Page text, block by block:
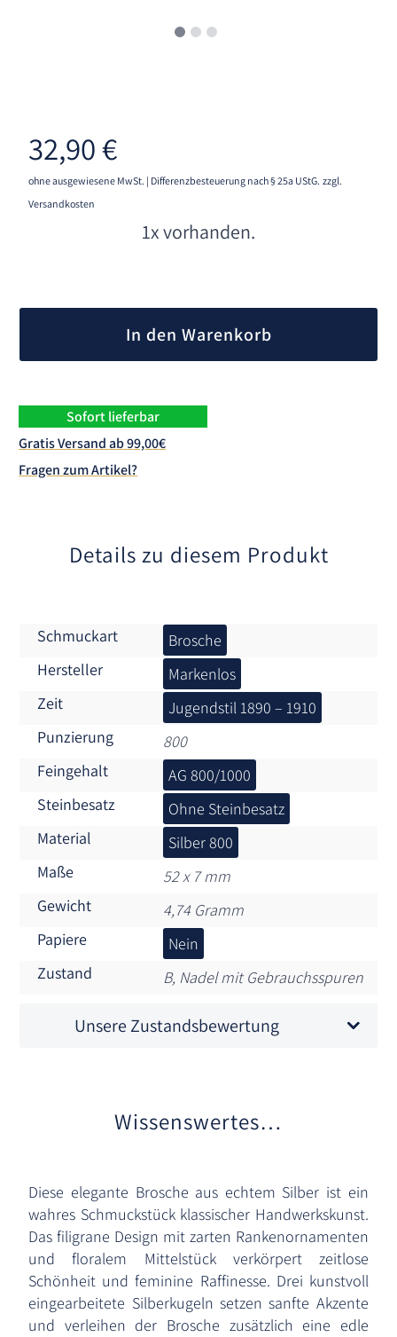
32,90€
ohne ausgewiesene MwSt. | Differenzbesteuerung nach § 25a UStG. zzgl.
Versandkosten
1x vorhanden.
In den Warenkorb
Sofort lieferbar
Gratis Versand ab 99,00€
Fragen zum Artikel?
Details zu diesem Produkt
Schmuckart
Brosche
Hersteller
Markenlos
Zeit
Jugendstil 1890 – 1910
Punzierung
800
Feingehalt
AG 800/1000
Steinbesatz
Ohne Steinbesatz
Material
Silber 800
Maße
52 x 7 mm
Gewicht
4,74 Gramm
Papiere
Nein
Zustand
B, Nadel mit Gebrauchsspuren
Unsere Zustandsbewertung
Wissenswertes…
Diese elegante Brosche aus echtem Silber ist ein
wahres Schmuckstück klassischer Handwerkskunst.
Das filigrane Design mit zarten Rankenornamenten
und floralem Mittelstück verkörpert zeitlose
Schönheit und feminine Raffinesse. Drei kunstvoll
eingearbeitete Silberkugeln setzen sanfte Akzente
und verleihen der Brosche zusätzlich eine edle